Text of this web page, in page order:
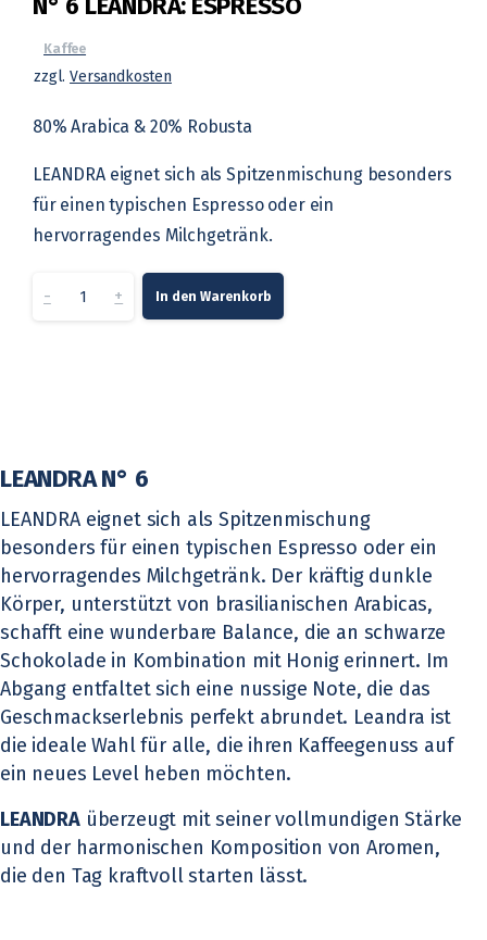
N° 6 LEANDRA: ESPRESSO
Kaffee
zzgl.Versandkosten
80% Arabica & 20% Robusta
LEANDRA eignet sich als Spitzenmischung besonders
für einen typischen Espresso oder ein
hervorragendes Milchgetränk.
N°
quantity
- + In den Warenkorb
LEANDRA N° 6
LEANDRA eignet sich als Spitzenmischung
besonders für einen typischen Espresso oder ein
hervorragendes Milchgetränk. Der kräftig dunkle
Körper, unterstützt von brasilianischen Arabicas,
schafft eine wunderbare Balance, die an schwarze
Schokolade in Kombination mit Honig erinnert. Im
Abgang entfaltet sich eine nussige Note, die das
Geschmackserlebnis perfekt abrundet. Leandra ist
die ideale Wahl für alle, die ihren Kaffeegenuss auf
ein neues Level heben möchten.
LEANDRAüberzeugt mit seiner vollmundigen Stärke
und der harmonischen Komposition von Aromen,
die den Tag kraftvoll starten lässt.